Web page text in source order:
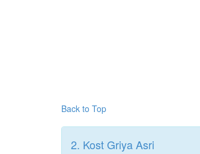
Back to Top
2. Kost Griya Asri